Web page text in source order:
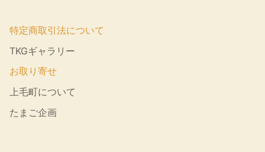
特定商取引法について
TKGギャラリー
お取り寄せ
上毛町について
たまご企画